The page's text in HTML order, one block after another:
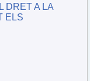
DRET A LA
ELS